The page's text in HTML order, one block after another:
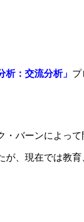
析：交流分析」 プ
バーンによって
、現在では教